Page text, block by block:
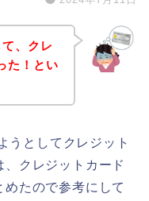
、クレ
た！とい
うとしてクレジット
クレジットカード
たので参考にして